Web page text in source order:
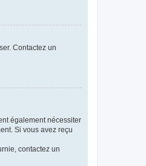
Contactez un
également nécessiter
Si vous avez reçu
contactez un